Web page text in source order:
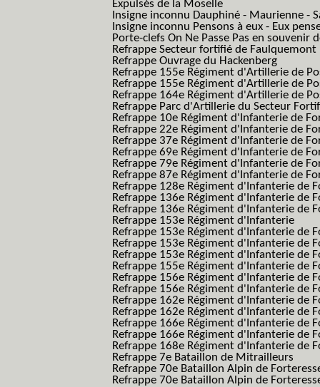
Expulsés de la Moselle
Insigne inconnu Dauphiné - Maurienne -
Insigne inconnu Pensons à eux - Eux
Porte-clefs On Ne Passe Pas en souvenir
Refrappe Secteur fortifié de Faulquemont
Refrappe Ouvrage du Hackenberg
Refrappe 155e Régiment d'Artillerie de
Refrappe 155e Régiment d'Artillerie de
Refrappe 164e Régiment d'Artillerie de
Refrappe Parc d'Artillerie du Secteur
Refrappe 10e Régiment d'Infanterie de
Refrappe 22e Régiment d'Infanterie de
Refrappe 37e Régiment d'Infanterie de
Refrappe 69e Régiment d'Infanterie de
Refrappe 79e Régiment d'Infanterie de
Refrappe 87e Régiment d'Infanterie de
Refrappe 128e Régiment d'Infanterie de
Refrappe 136e Régiment d'Infanterie de
Refrappe 136e Régiment d'Infanterie de
Refrappe 153e Régiment d'Infanterie
Refrappe 153e Régiment d'Infanterie de
Refrappe 153e Régiment d'Infanterie de
Refrappe 153e Régiment d'Infanterie de
Refrappe 155e Régiment d'Infanterie de
Refrappe 156e Régiment d'Infanterie de
Refrappe 156e Régiment d'Infanterie de
Refrappe 162e Régiment d'Infanterie de
Refrappe 162e Régiment d'Infanterie de
Refrappe 166e Régiment d'Infanterie de
Refrappe 166e Régiment d'Infanterie de
Refrappe 168e Régiment d'Infanterie de
Refrappe 7e Bataillon de Mitrailleurs
Refrappe 70e Bataillon Alpin de
Refrappe 70e Bataillon Alpin de